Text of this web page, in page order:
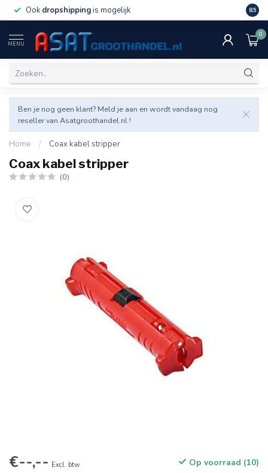
Ook dropshippingis mogelijk Veel
8.5
MENU
0
Ben je nog geen klant? Meld je aan en wordt vandaag nog
reseller van Asatgroothandel.nl !
Home / Coax kabel stripper
Coax kabel stripper
(0)
€--,-- Excl. btw Op voorraad (10)